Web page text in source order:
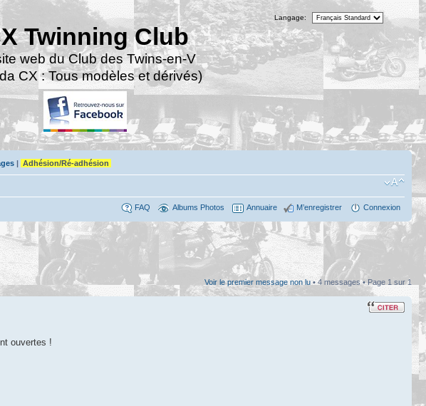
Twinning Club
web du Club des Twins-en-V
CX : Tous modèles et dérivés)
Langage:
| Adhésion/Ré-adhésion
FAQ Albums Photos Annuaire M’enregistrer Connexion
Voir le premier message non lu • 4 messages • Page 1 sur1
ouvertes !